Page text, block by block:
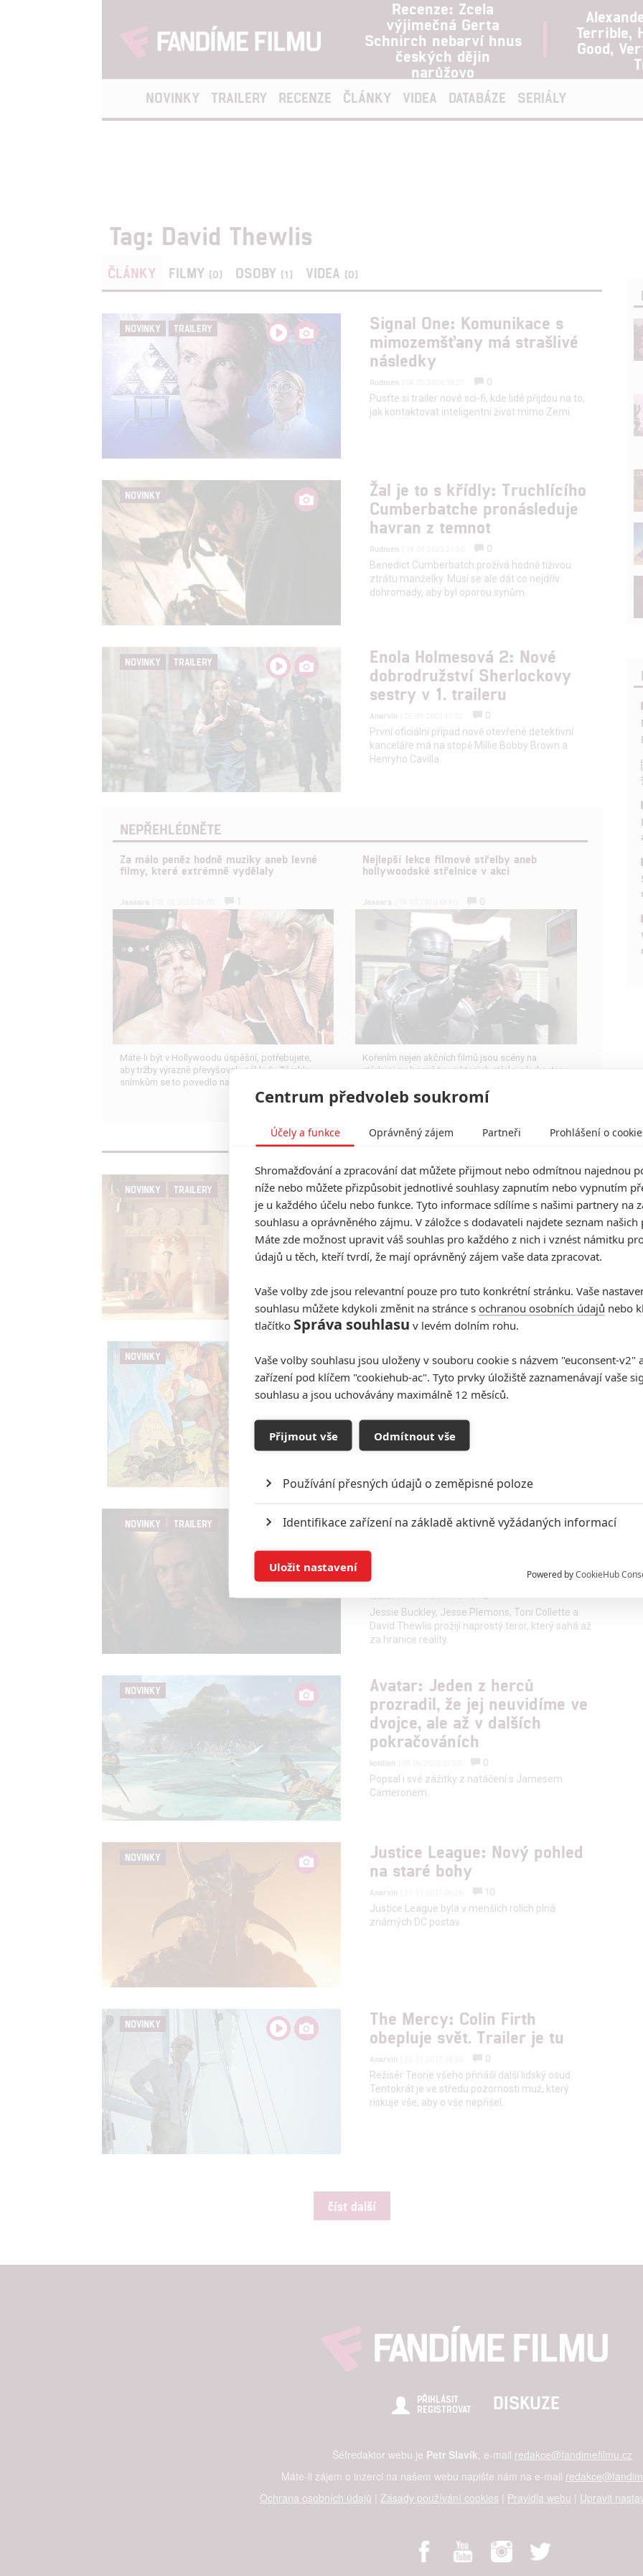
Recenze: Zcela
výjimečná Gerta
Schnirch nebarví hnus
českých dějin
narůžovo
Terrible,
Good,
NOVINKY TRAILERY RECENZE ČLÁNKY VIDEA DATABÁZE SERIÁLY
Tag: David Thewlis
ČLÁNKY FILMY (0) OSOBY (1) VIDEA (0)
NOVINKY TRAILERY
Signal One: Komunikace s
mimozemšťany má strašlivé
následky
Rudmen
0
Pusťte si trailer nové sci-fi, kde lidé přijdou na to,
jak kontaktovat inteligentní život mimo Zemi.
NOVINKY
Žal je to s křídly: Truchlícího
Cumberbatche pronásleduje
havran z temnot
Rudmen
0
Benedict Cumberbatch prožívá hodně tíživou
ztrátu manželky. Musí se ale dát co nejdřív
dohromady, aby byl oporou synům.
NOVINKY TRAILERY
Enola Holmesová 2: Nové
dobrodružství Sherlockovy
sestry v 1. traileru
Anarvin
0
První oficiální případ nově otevřené detektivní
kanceláře má na stopě Millie Bobby Brown a
Henryho Cavilla.
NEPŘEHLÉDNĚTE
Za málo peněz hodně muziky aneb levné
filmy, které extrémně vydělaly
Máte-li být v Hollywoodu úspěšní, potřebujete,
aby tržby výrazně převyšovaly náklady. Těmhle
snímkům se to povedlo na jedničku.
Nejlepší lekce filmové střelby aneb
hollywoodské střelnice v akci
Kořením nejen akčních filmů jsou scény na
střelnici a obecně ty, ve kterých střelci před ostrou
nejvíc.
NOVINKY TRAILERY
Úžasný Mauric a jeho
vzdělaní hlodavci: Příběh z
ikonické Zeměplochy v
prvním traileru
kotilion | 09.07.2022 18:13
0
z jeho knih se dostalo pořádné animované péče.
NOVINKY
Úžasný Mauric a jeho
vzdělaní hlodavci: Nabité
obsazení filmu podle
Pratchetta vede Hugh Laurie
Vyjma Laurieho uslyšíme i hvězdu seriálu Hra o
NOVINKY TRAILERY
Asi to ukončím:
Psychologický horor
oscarového scenáristy se
představuje v šílené ukázce
| 07.08.2020 08:00
0
Jessie Buckley, Jesse Plemons, Toni Collette a
David Thewlis prožijí naprostý teror, který sahá až
za hranice reality.
NOVINKY
Avatar: Jeden z herců
prozradil, že jej neuvidíme ve
dvojce, ale až v dalších
pokračováních
kotilion
0
Popsal i své zážitky z natáčení s Jamesem
Cameronem.
NOVINKY
Justice League: Nový pohled
na staré bohy
Anarvin
10
Justice League byla v menších rolích plná
známých DC postav.
NOVINKY
The Mercy: Colin Firth
obepluje svět. Trailer je tu
Anarvin
0
Režisér Teorie všeho přináší další lidský osud.
Tentokrát je ve středu pozornosti muž, který
riskuje vše, aby o vše nepřišel.
číst další
PŘIHLÁSIT
REGISTROVAT
DISKUZE
Šéfredaktor webu je Petr Slavík, e-mail redakce@fandimefilmu.cz
Máte-li zájem o inzerci na našem webu napište nám na e-mail
Ochrana osobních údajů | Zásady používání cookies | Pravidla webu | Upravit
Centrum předvoleb soukromí
Účely a funkce Oprávněný zájem Partneři Prohlášení o
Shromažďování a zpracování dat můžete přijmout nebo odmítnou najednou
níže nebo můžete přizpůsobit jednotlivé souhlasy zapnutím nebo vypnutím
je u každého účelu nebo funkce. Tyto informace sdílíme s našimi partnery na
souhlasu a oprávněného zájmu. V záložce s dodavateli najdete seznam našich
Máte zde možnost upravit váš souhlas pro každého z nich i vznést námitku
údajů u těch, kteří tvrdí, že mají oprávněný zájem vaše data zpracovat.
Vaše volby zde jsou relevantní pouze pro tuto konkrétní stránku. Vaše
souhlasu můžete kdykoli změnit na stránce s ochranou osobních údajů nebo
tlačítko Správa souhlasu v levém dolním rohu.
Vaše volby souhlasu jsou uloženy v souboru cookie s názvem "euconsent-v2"
zařízení pod klíčem "cookiehub-ac". Tyto prvky úložiště zaznamenávají vaše
souhlasu a jsou uchovávány maximálně 12 měsíců.
Přijmout vše Odmítnout vše
Používání přesných údajů o zeměpisné poloze
Identifikace zařízení na základě aktivně vyžádaných informací
Ukládání a/nebo přístup k informacím v zařízení
Reklama založená na omezených údajích a měření reklamy
Personalizovaný obsah, měření obsahu, průzkum publika a vývoj
služeb
Udělením souhlasu s účely a funkcemi zde uvedenými dáváte nám i našim
možnost: Zajištění bezpečnosti, předcházení a zjišťování podvodů a
Poskytování a zobrazování reklamy a obsahu
Powered byCookieHub
Uložit nastavení